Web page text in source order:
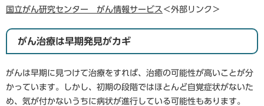
国立がん研究センター がん情報サービス ＜外部リンク＞
がん治療は早期発見がカギ
がんは早期に見つけて治療をすれば、治癒の可能性が高いことが分
かっています。しかし、初期の段階ではほとんど自覚症状がないた
め、気が付かないうちに病状が進行している可能性もあります。